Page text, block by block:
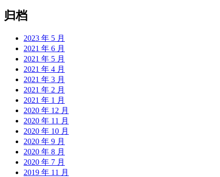
归档
2023 年 5 月
2021 年 6 月
2021 年 5 月
2021 年 4 月
2021 年 3 月
2021 年 2 月
2021 年 1 月
2020 年 12 月
2020 年 11 月
2020 年 10 月
2020 年 9 月
2020 年 8 月
2020 年 7 月
2019 年 11 月